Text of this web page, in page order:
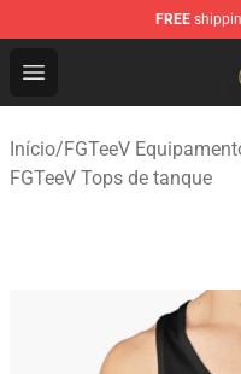
FREE
Open menu
FGTeeV Store -
Início/FGTeeV
FGTeeV Tops de tanque